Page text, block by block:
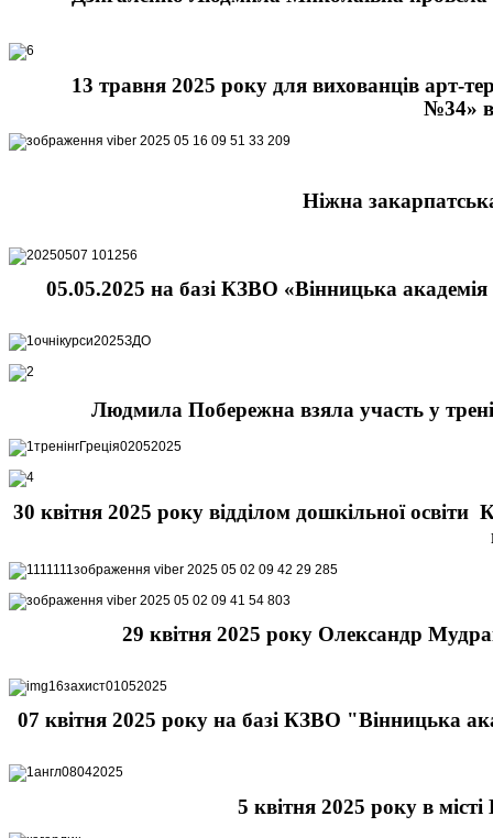
13 травня 2025 року для вихованців арт-
№34»
Ніжна
05.05.2025 на базі КЗВО «Вінницька академія
Людмила Побережна взяла участь у
30 квітня 2025 року відділом дошкільної
29 квітня 2025 року Олександр Мудрак
07 квітня 2025 року на базі КЗВО "Вінницька
5 квітня 2025 року в